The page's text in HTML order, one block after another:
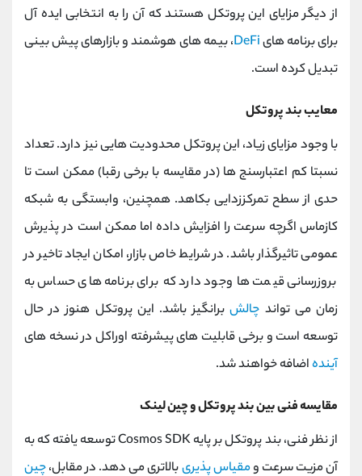
از دیگر مزایای این پروتکل هستند که آن را به انتخابی ایده ‌آل
برای برنامه ‌هایDeFi، بیمه‌ های هوشمند و بازارهای پیش ‌بینی
تبدیل کرده است.
معایب بند پروتکل
با وجود مزایای زیاد، این پروتکل محدودیت‌ هایی نیز دارد. تعداد
نسبتا کم اعتبارسنج ‌ها (در مقایسه با برخی رقبا) ممکن است تا
حدی از سطح تمرکززدایی بکاهد. همچنین، وابستگی به شبکه
کازماس اگرچه سرعت را افزایش داده اما ممکن است در پذیرش
عمومی تاثیرگذار باشد. در شرایط خاص بازار، امکان ایجاد تاخیر در
بروزرسانی قیمت‌ ها وجود دارد که برای برنامه‌ های حساس به
زمان می‌ تواند چالش‌برانگیز باشد. این پروتکل هنوز در حال
توسعه است و برخی قابلیت‌ های پیشرفته اوراکل در نسخه ‌های
آیندهاضافه خواهند شد.
مقایسه فنی بین بند پروتکل و چین لینک
از نظر فنی، بند پروتکل بر پایه Cosmos SDK توسعه یافته که به
آن مزیت سرعت ومقیاس پذیریبالاتری می ‌دهد. در مقابل،چین